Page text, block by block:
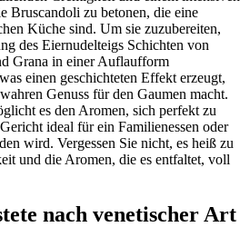
Bruscandoli zu betonen, die eine
Küche sind. Um sie zuzubereiten,
des Eiernudelteigs Schichten von
Grana in einer Auflaufform
einen geschichteten Effekt erzeugt,
Genuss für den Gaumen macht.
es den Aromen, sich perfekt zu
ideal für ein Familienessen oder
wird. Vergessen Sie nicht, es heiß zu
und die Aromen, die es entfaltet, voll
nach venetischer Art